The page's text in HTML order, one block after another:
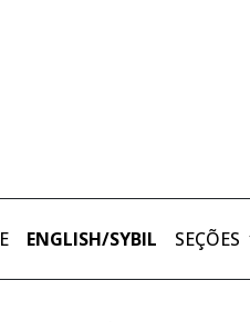
ENGLISH/SYBIL SEÇÕES